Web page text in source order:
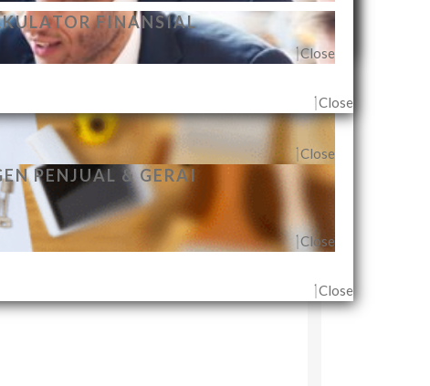
Close
INDIVIDUAL
Close
PENJUAL & GERAI
Close
Close
FINANSIAL
Close
Close